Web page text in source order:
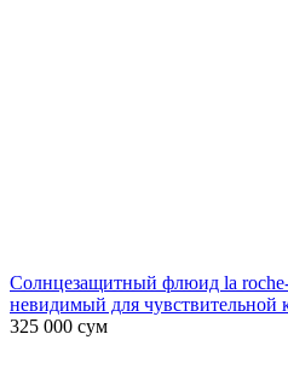
Солнцезащитный флюид la
невидимый для чувствительной
325 000 сум